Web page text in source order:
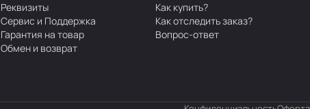
Реквизиты
Сервис и Поддержка
Гарантия на товар
Обмен и возврат
Как купить?
Как отследить заказ?
Вопрос-ответ